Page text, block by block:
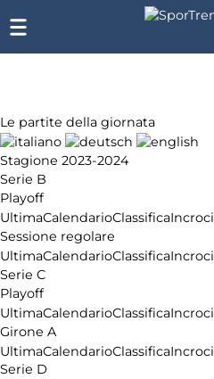
Le partite della giornata
Stagione 2023-2024
Serie B
Playoff
UltimaCalendarioClassificaIncroci
Sessione regolare
UltimaCalendarioClassificaIncroci
Serie C
Playoff
UltimaCalendarioClassificaIncroci
Girone A
UltimaCalendarioClassificaIncroci
Serie D
Chi
siamo
Affiliazione